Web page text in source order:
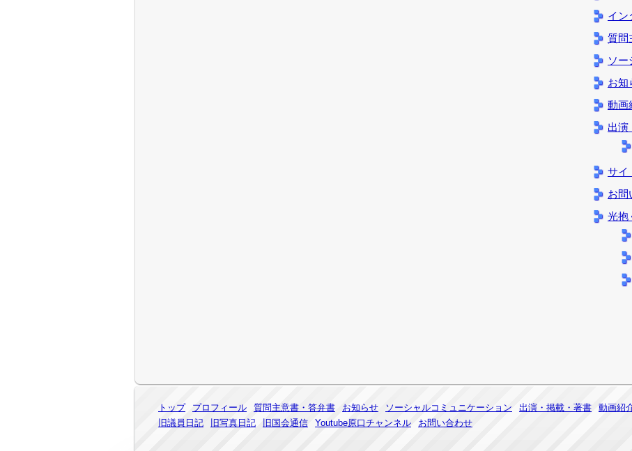
イン
質問
ソー
お知
動画
出演
サイ
お問
光抱
トップ プロフィール 質問主意書・答弁書 お知らせ ソーシャルコミュニケーション 出演・掲載・著書 動画紹
旧議員日記
旧写真日記 旧国会通信 Youtube原口チャンネル お問い合わせ